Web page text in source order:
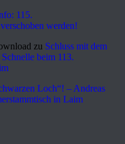
115.
werden!
zu Schluss mit dem
beim 113.
Loch“! – Andreas
in Laim